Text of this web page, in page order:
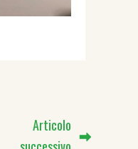
Articolo